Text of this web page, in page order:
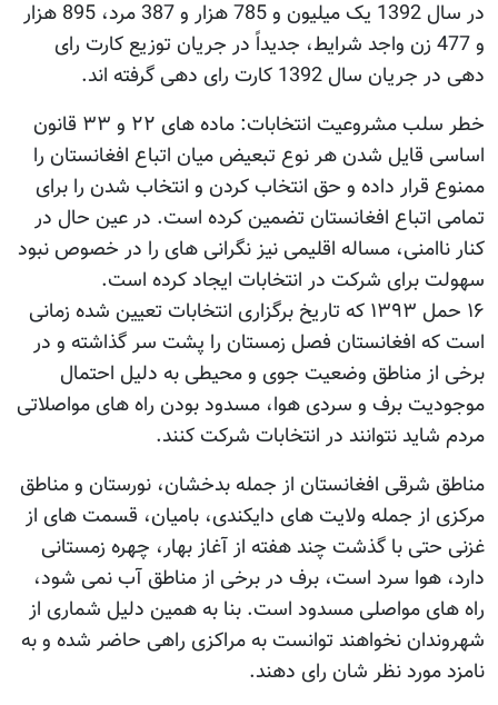
در سال 1392 یک میلیون و 785 هزار و 387 مرد، 895 هزار
و 477 زن واجد شرایط، جدیداً در جریان توزیع کارت رای
دهی در جریان سال 1392 کارت رای دهی گرفته اند.
خطر سلب مشروعیت انتخابات: ماده های ۲۲ و ۳۳ قانون
اساسی قایل شدن هر نوع تبعیض میان اتباع افغانستان را
ممنوع قرار داده و حق انتخاب کردن و انتخاب شدن را برای
تمامی اتباع افغانستان تضمین کرده است. در عین حال در
کنار ناامنی، مساله اقلیمی نیز نگرانی های را در خصوص نبود
سهولت برای شرکت در انتخابات ایجاد کرده است.
۱۶ حمل ۱۳۹۳ که تاریخ برگزاری انتخابات تعیین شده زمانی
است که افغانستان فصل زمستان را پشت سر گذاشته و در
برخی از مناطق وضعیت جوی و محیطی به دلیل احتمال
موجودیت برف و سردی هوا، مسدود بودن راه های مواصلاتی
مردم شاید نتوانند در انتخابات شرکت کنند.
مناطق شرقی افغانستان از جمله بدخشان، نورستان و مناطق
مرکزی از جمله ولایت های دایکندی، بامیان، قسمت های از
غزنی حتی با گذشت چند هفته از آغاز بهار، چهره زمستانی
دارد، هوا سرد است، برف در برخی از مناطق آب نمی شود،
راه های مواصلی مسدود است. بنا به همین دلیل شماری از
شهروندان نخواهند توانست به مراکزی راهی حاضر شده و به
نامزد مورد نظر شان رای دهند.